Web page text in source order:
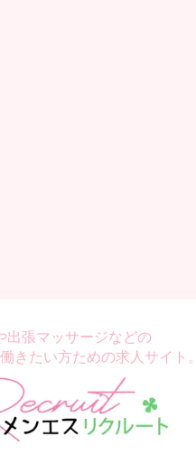
出張マッサージなどの
きたい方ための求人サイト。